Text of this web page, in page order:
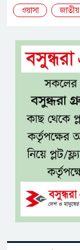
ওয়াসা জাতীয়